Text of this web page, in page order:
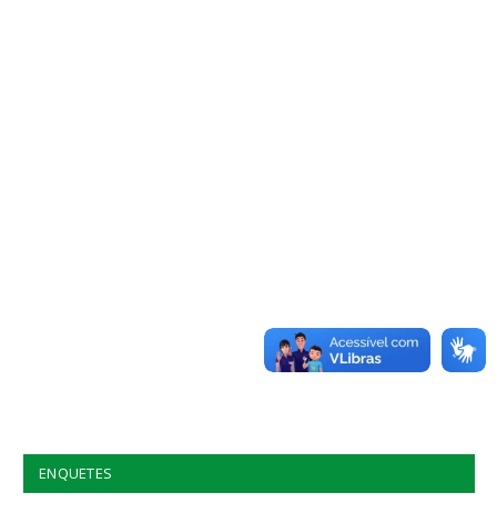
ENQUETES